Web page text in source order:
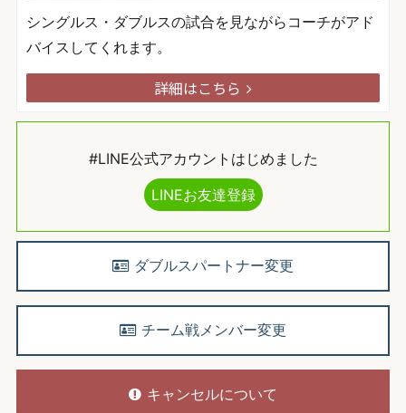
シングルス・ダブルスの試合を見ながらコーチがアド
バイスしてくれます。
詳細はこちら
#LINE公式アカウントはじめました
LINEお友達登録
ダブルスパートナー変更
チーム戦メンバー変更
キャンセルについて